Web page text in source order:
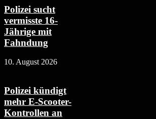
Polizei sucht
vermisste 16-
Jährige mit
Fahndung
10. August 2026
Polizei kündigt
mehr E-Scooter-
Kontrollen an